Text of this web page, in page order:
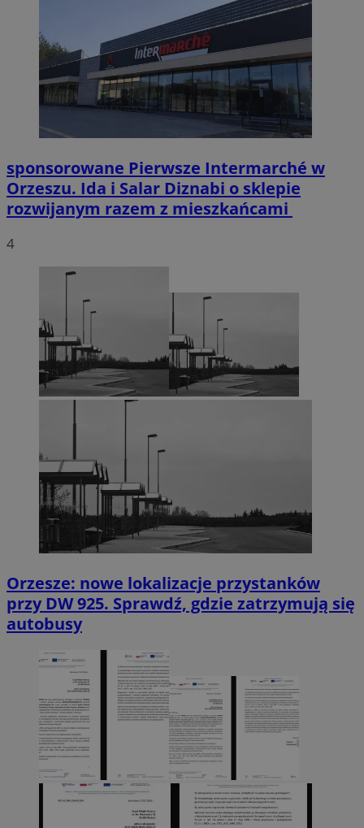
sponsorowane Pierwsze Intermarché w
Orzeszu. Ida i Salar Diznabi o sklepie
rozwijanym razem z mieszkańcami
4
Orzesze: nowe lokalizacje przystanków
przy DW 925. Sprawdź, gdzie zatrzymują się
autobusy